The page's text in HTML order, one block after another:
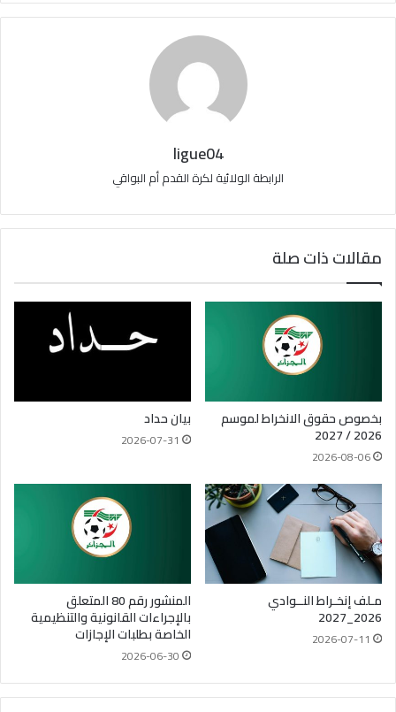
ligue04
الرابطة الولائية لكرة القدم أم البواقي
مقالات ذات صلة
بخصوص حقوق الانخراط لموسم
2026 / 2027
2026-08-06
بيان حداد
2026-07-31
مـلف إنخـراط النــوادي
2026_2027
2026-07-11
المنشور رقم 80 المتعلق
بالإجراءات القانونية والتنظيمية
الخاصة بطلبات الإجازات
2026-06-30